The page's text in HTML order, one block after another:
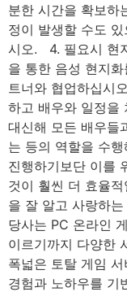
분한 시간을 확보하
정이 발생할 수도
시오. 4. 필요시 현
을 통한 음성 현지
트너와 협업하십시
하고 배우와 일정을
대신해 모든 배우들
는 등의 역할을 수
진행하기보단 이를
것이 훨씬 더 효율
을 잘 알고 사랑하는
당사는 PC 온라인
이르기까지 다양한
폭넓은 토탈 게임
경험과 노하우를 기